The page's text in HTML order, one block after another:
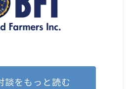
談をもっと読む